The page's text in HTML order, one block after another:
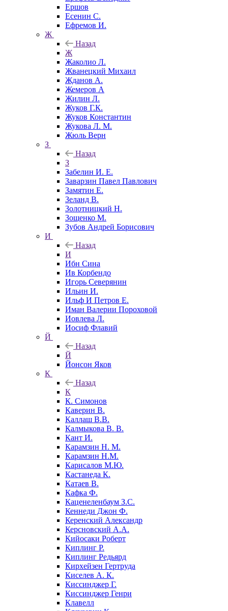
Ершов
Есенин С.
Ефремов И.
Ж
Назад
Ж
Жаколио Л.
Жванецкий Михаил
Жданов А.
Жемеров А
Жилин Л.
Жуков Г.К.
Жуков Константин
Жукова Л. М.
Жюль Верн
З
Назад
З
Забелин И. Е.
Заварзин Павел Павлович
Замятин Е.
Зеланд В.
Золотницкий Н.
Зощенко М.
Зубов Андрей Борисович
И
Назад
И
Ибн Сина
Ив Корбендо
Игорь Северянин
Ильин И.
Ильф И Петров Е.
Иман Валерии Пороховой
Иовлева Л.
Иосиф Флавий
Й
Назад
Й
Йонсон Яков
К
Назад
К
К. Симонов
Каверин В.
Каллаш В.В.
Калмыкова В. В.
Кант И.
Карамзин Н. М.
Карамзин Н.М.
Карисалов М.Ю.
Кастанеда К.
Катаев В.
Кафка Ф.
Каценеленбаум З.С.
Кеннеди Джон Ф.
Керенский Александр
Керсновский А.А.
Кийосаки Роберт
Киплинг Р.
Киплинг Редьярд
Кирхейзен Гертруда
Киселев А. К.
Киссинджер Г.
Киссинджер Генри
Клавелл